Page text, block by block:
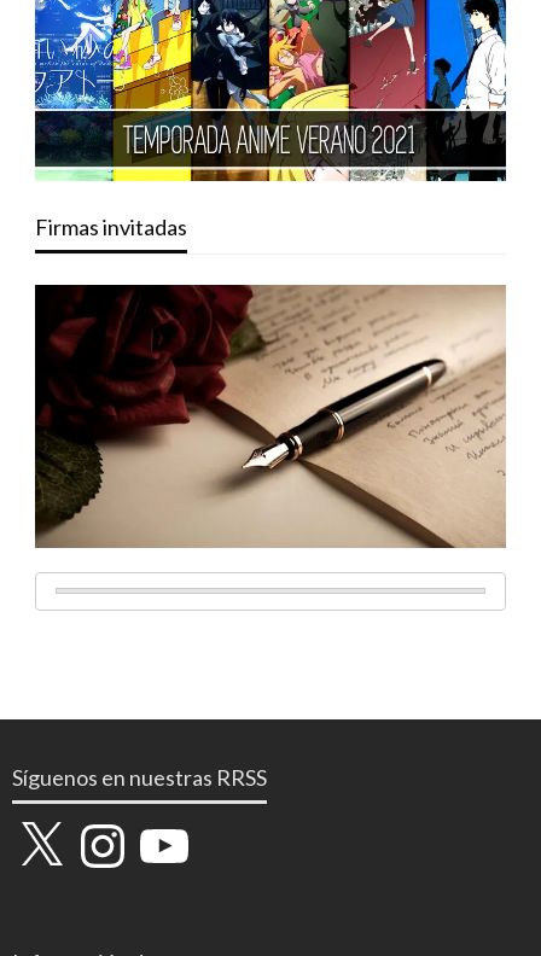
Firmas invitadas
Síguenos en nuestras RRSS
X InstagramYouTube